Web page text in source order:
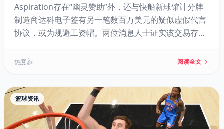
Aspiration存在“幽灵赞助”外，还与快船新球馆计分牌
制造商达科电子签有另一笔数百万美元的疑似虚假代言
协议，或为规避工资帽。两位消息人士证实该交易存
展开调查，相关交易已导致伦纳德被交易至猛龙一事暂
热度 👍 阅读全文
篮球资讯